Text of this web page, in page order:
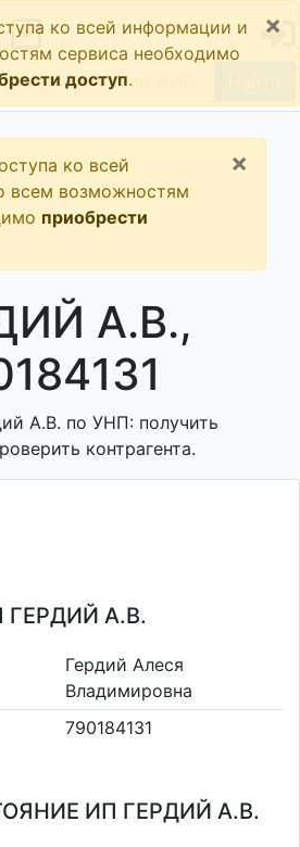
ко всей информации и
сервиса необходимо
доступ.
×
ко всей
всем возможностям
приобрести
×
А.В.,
А.В. по УНП: получить
контрагента.
А.В.
Гердий Алеся
Владимировна
790184131
ИП ГЕРДИЙ А.В.